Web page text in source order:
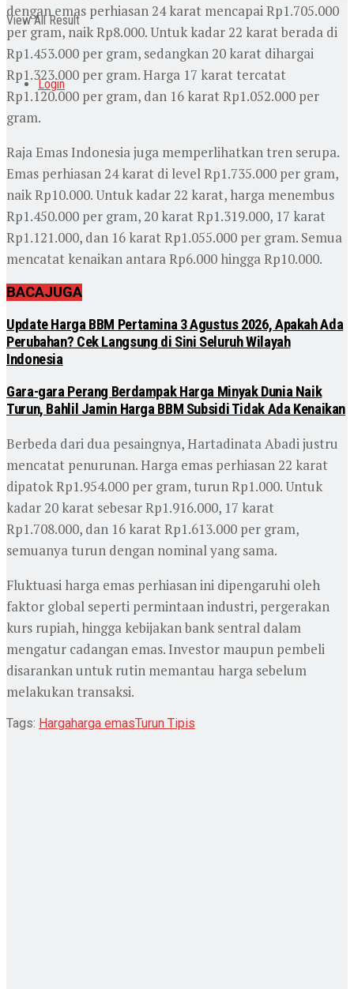
View All Result
Login
dengan emas perhiasan 24 karat mencapai Rp1.705.000
per gram, naik Rp8.000. Untuk kadar 22 karat berada di
Rp1.453.000 per gram, sedangkan 20 karat dihargai
Rp1.323.000 per gram. Harga 17 karat tercatat
Rp1.120.000 per gram, dan 16 karat Rp1.052.000 per
gram.
Raja Emas Indonesia juga memperlihatkan tren serupa.
Emas perhiasan 24 karat di level Rp1.735.000 per gram,
naik Rp10.000. Untuk kadar 22 karat, harga menembus
Rp1.450.000 per gram, 20 karat Rp1.319.000, 17 karat
Rp1.121.000, dan 16 karat Rp1.055.000 per gram. Semua
mencatat kenaikan antara Rp6.000 hingga Rp10.000.
BACAJUGA
Update Harga BBM Pertamina 3 Agustus 2026, Apakah Ada
Perubahan? Cek Langsung di Sini Seluruh Wilayah
Indonesia
Gara-gara Perang Berdampak Harga Minyak Dunia Naik
Turun, Bahlil Jamin Harga BBM Subsidi Tidak Ada Kenaikan
Berbeda dari dua pesaingnya, Hartadinata Abadi justru
mencatat penurunan. Harga emas perhiasan 22 karat
dipatok Rp1.954.000 per gram, turun Rp1.000. Untuk
kadar 20 karat sebesar Rp1.916.000, 17 karat
Rp1.708.000, dan 16 karat Rp1.613.000 per gram,
semuanya turun dengan nominal yang sama.
Fluktuasi harga emas perhiasan ini dipengaruhi oleh
faktor global seperti permintaan industri, pergerakan
kurs rupiah, hingga kebijakan bank sentral dalam
mengatur cadangan emas. Investor maupun pembeli
disarankan untuk rutin memantau harga sebelum
melakukan transaksi.
Tags: Hargaharga emasTurun Tipis